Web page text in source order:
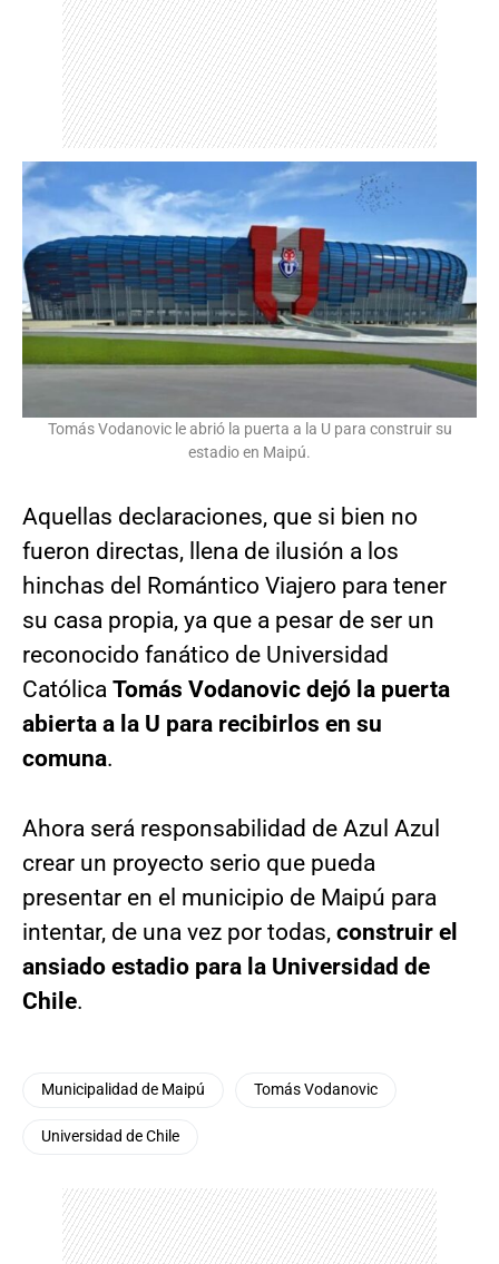
Tomás Vodanovic le abrió la puerta a la U para construir su
estadio en Maipú.
Aquellas declaraciones, que si bien no
fueron directas, llena de ilusión a los
hinchas del Romántico Viajero para tener
su casa propia, ya que a pesar de ser un
reconocido fanático de Universidad
Católica Tomás Vodanovic dejó la puerta
abierta a la U para recibirlos en su
comuna.
Ahora será responsabilidad de Azul Azul
crear un proyecto serio que pueda
presentar en el municipio de Maipú para
intentar, de una vez por todas, construir el
ansiado estadio para la Universidad de
Chile.
Municipalidad de Maipú Tomás Vodanovic
Universidad de Chile